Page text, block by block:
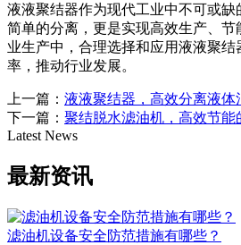
液液聚结器作为现代工业中不可或
简单的分离，更是实现高效生产、
业生产中，合理选择和应用液液聚
率，推动行业发展。
上一篇： 液液聚结器，高效分离液体
下一篇： 聚结脱水滤油机，高效节能
Latest News
最新资讯
滤油机设备安全防范措施有哪些？